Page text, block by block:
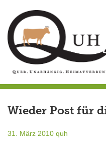
content
Wieder Post für
31. März 2010 quh